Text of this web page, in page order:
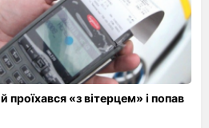
проїхався «з вітерцем» і попав